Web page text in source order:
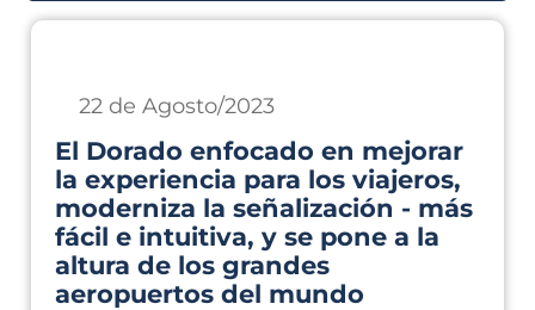
22 de Agosto/2023
El Dorado enfocado en mejorar
la experiencia para los viajeros,
moderniza la señalización - más
fácil e intuitiva, y se pone a la
altura de los grandes
aeropuertos del mundo